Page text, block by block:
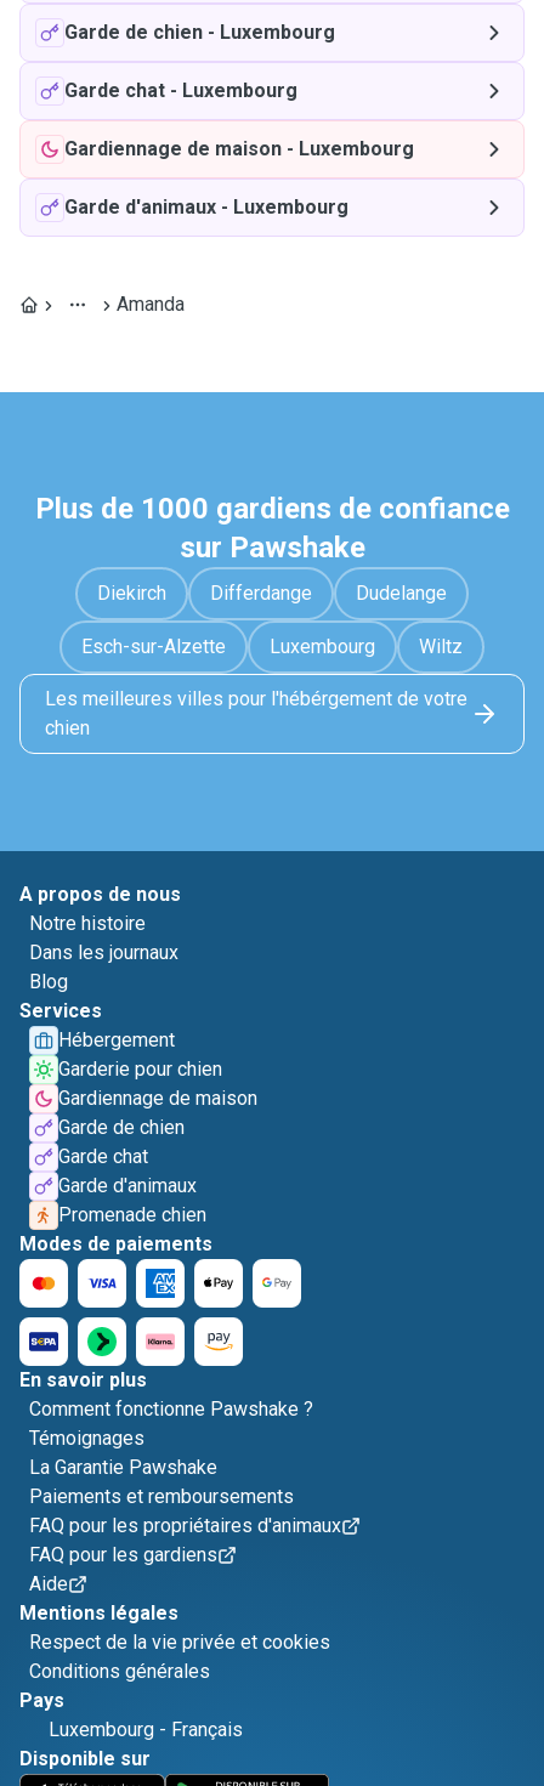
Garde de chien - Luxembourg
Garde chat - Luxembourg
Gardiennage de maison - Luxembourg
Garde d'animaux - Luxembourg
Amanda
Plus de 1000 gardiens de confiance
sur Pawshake
Diekirch Differdange Dudelange
Esch-sur-Alzette Luxembourg Wiltz
Les meilleures villes pour l'hébérgement de votre
chien
A propos de nous
Notre histoire
Dans les journaux
Blog
Services
Hébergement
Garderie pour chien
Gardiennage de maison
Garde de chien
Garde chat
Garde d'animaux
Promenade chien
Modes de paiements
En savoir plus
Comment fonctionne Pawshake ?
Témoignages
La Garantie Pawshake
Paiements et remboursements
FAQ pour les propriétaires d'animaux
FAQ pour les gardiens
Aide
Mentions légales
Respect de la vie privée et cookies
Conditions générales
Pays
Luxembourg - Français
Disponible sur